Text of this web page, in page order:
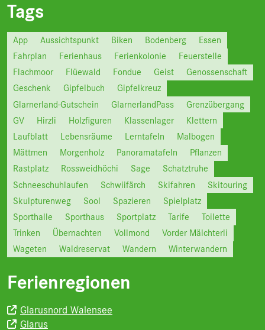
Tags
App Aussichtspunkt Biken Bodenberg
Essen
Fahrplan
Ferienhaus Ferienkolonie
Feuerstelle
Flachmoor
Flüewald Fondue Geist
Genossenschaft
Geschenk
Gipfelbuch
Gipfelkreuz
Glarnerland-Gutschein
GlarnerlandPass
Grenzübergang
GV
Hirzli Holzfiguren Klassenlager
Klettern
Laufblatt
Lebensräume Lerntafeln
Malbogen
Mättmen
Morgenholz Panoramatafeln
Pflanzen
Rastplatz
Rossweidhöchi Sage
Schatztruhe
Schneeschuhlaufen
Schwiifärch Skifahren
Skitouring
Skulpturenweg
Sool Spazieren
Spielplatz
Sporthalle
Sporthaus Sportplatz Tarife
Toilette
Trinken
Übernachten Vollmond
Vorder Mälchterli
Wageten
Waldreservat Wandern Winterwandern
Ferienregionen
Glarusnord Walensee
Glarus